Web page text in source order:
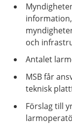
och
Antalet
MSB får
teknisk
Förslag till